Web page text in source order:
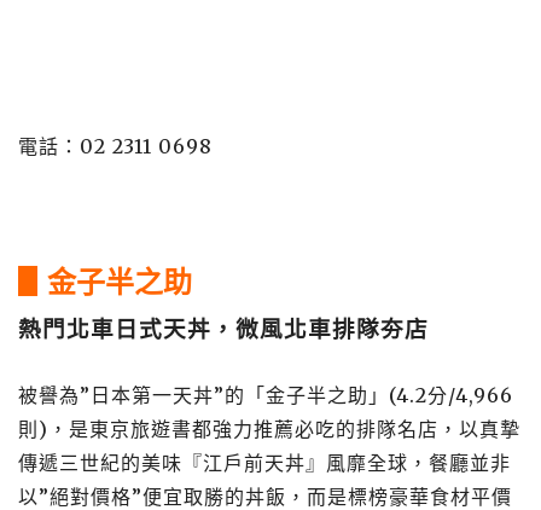
電話： 02 2311 0698
▋金子半之助
熱門北車日式天丼，微風北車排隊夯店
被譽為”日本第一天丼”的「金子半之助」(4.2分/4,966
則)，是東京旅遊書都強力推薦必吃的排隊名店，以真摯
傳遞三世紀的美味『江戶前天丼』風靡全球，餐廳並非
以”絕對價格”便宜取勝的丼飯，而是標榜豪華食材平價